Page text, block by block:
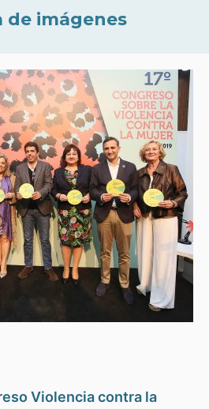
de imágenes
Violencia contra la